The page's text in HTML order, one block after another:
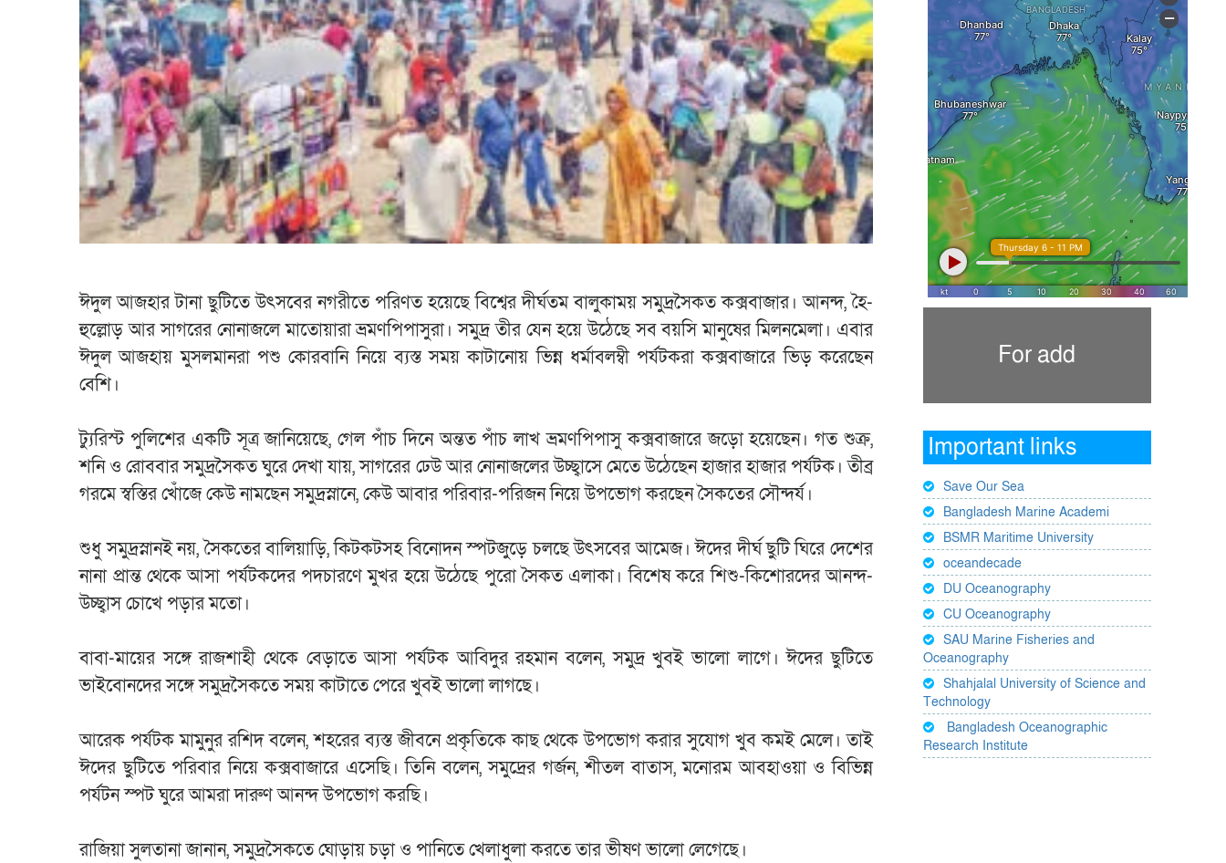
ঈদুল আজহার টানা ছুটিতে উৎসবের নগরীতে পরিণত হয়েছে বিশ্বের দীর্ঘতম বালুকাময় সমুদ্রসৈকত কক্সবাজার। আনন্দ, হৈ-
হুল্লোড় আর সাগরের নোনাজলে মাতোয়ারা ভ্রমণপিপাসুরা। সমুদ্র তীর যেন হয়ে উঠেছে সব বয়সি মানুষের মিলনমেলা। এবার
ঈদুল আজহায় মুসলমানরা পশু কোরবানি নিয়ে ব্যস্ত সময় কাটানোয় ভিন্ন ধর্মাবলম্বী পর্যটকরা কক্সবাজারে ভিড় করেছেন
বেশি।
ট্যুরিস্ট পুলিশের একটি সূত্র জানিয়েছে, গেল পাঁচ দিনে অন্তত পাঁচ লাখ ভ্রমণপিপাসু কক্সবাজারে জড়ো হয়েছেন। গত শুক্র,
শনি ও রোববার সমুদ্রসৈকত ঘুরে দেখা যায়, সাগরের ঢেউ আর নোনাজলের উচ্ছ্বাসে মেতে উঠেছেন হাজার হাজার পর্যটক। তীব্র
গরমে স্বস্তির খোঁজে কেউ নামছেন সমুদ্রস্নানে, কেউ আবার পরিবার-পরিজন নিয়ে উপভোগ করছেন সৈকতের সৌন্দর্য।
শুধু সমুদ্রস্নানই নয়, সৈকতের বালিয়াড়ি, কিটকটসহ বিনোদন স্পটজুড়ে চলছে উৎসবের আমেজ। ঈদের দীর্ঘ ছুটি ঘিরে দেশের
নানা প্রান্ত থেকে আসা পর্যটকদের পদচারণে মুখর হয়ে উঠেছে পুরো সৈকত এলাকা। বিশেষ করে শিশু-কিশোরদের আনন্দ-
উচ্ছ্বাস চোখে পড়ার মতো।
বাবা-মায়ের সঙ্গে রাজশাহী থেকে বেড়াতে আসা পর্যটক আবিদুর রহমান বলেন, সমুদ্র খুবই ভালো লাগে। ঈদের ছুটিতে
ভাইবোনদের সঙ্গে সমুদ্রসৈকতে সময় কাটাতে পেরে খুবই ভালো লাগছে।
আরেক পর্যটক মামুনুর রশিদ বলেন, শহরের ব্যস্ত জীবনে প্রকৃতিকে কাছ থেকে উপভোগ করার সুযোগ খুব কমই মেলে। তাই
ঈদের ছুটিতে পরিবার নিয়ে কক্সবাজারে এসেছি। তিনি বলেন, সমুদ্রের গর্জন, শীতল বাতাস, মনোরম আবহাওয়া ও বিভিন্ন
পর্যটন স্পট ঘুরে আমরা দারুণ আনন্দ উপভোগ করছি।
রাজিয়া সুলতানা জানান, সমুদ্রসৈকতে ঘোড়ায় চড়া ও পানিতে খেলাধুলা করতে তার ভীষণ ভালো লেগেছে।
For add
Important links
Save Our Sea
Bangladesh Marine Academi
BSMR Maritime University
oceandecade
DU Oceanography
CU Oceanography
SAU Marine Fisheries and
Oceanography
Shahjalal University of Science and
Technology
Bangladesh Oceanographic
Research Institute